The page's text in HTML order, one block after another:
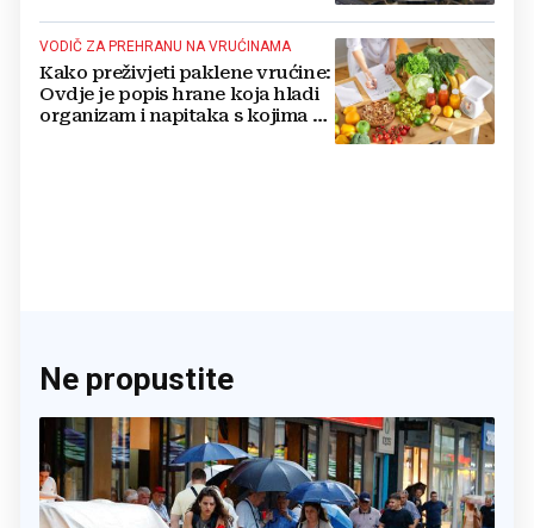
VODIČ ZA PREHRANU NA VRUĆINAMA
Kako preživjeti paklene vrućine:
Ovdje je popis hrane koja hladi
organizam i napitaka s kojima si
Ne propustite